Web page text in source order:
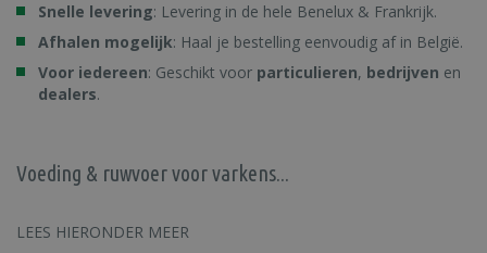
Snelle levering: Levering in de hele Benelux & Frankrijk.
Afhalen mogelijk: Haal je bestelling eenvoudig af in België.
Voor iedereen: Geschikt voor particulieren, bedrijven en
dealers.
Voeding & ruwvoer voor varkens...
LEES HIERONDER MEER